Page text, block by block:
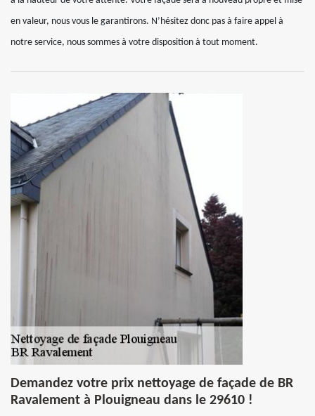
en valeur, nous vous le garantirons. N’hésitez donc pas à faire appel à
notre service, nous sommes à votre disposition à tout moment.
Demandez votre prix nettoyage de façade de BR
Ravalement à Plouigneau dans le 29610 !